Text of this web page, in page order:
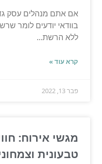
אם אתם מנהלים עסק
בוודאי יודעים לומר
ללא הרשת...
קרא עוד »
פבר 13, 2022
מגשי אירוח:
טבעונית